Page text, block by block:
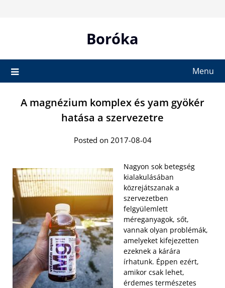
Boróka
Menu
A magnézium komplex és yam gyökér
hatása a szervezetre
Posted on 2017-08-04
Nagyon sok betegség
kialakulásában
közrejátszanak a
szervezetben
felgyülemlett
méreganyagok, sőt,
vannak olyan problémák,
amelyeket kifejezetten
ezeknek a kárára
írhatunk. Éppen ezért,
amikor csak lehet,
érdemes természetes